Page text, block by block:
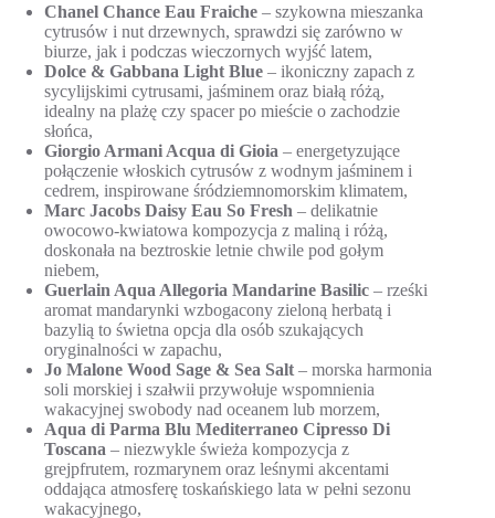
Chanel Chance Eau Fraiche – szykowna mieszanka
cytrusów i nut drzewnych, sprawdzi się zarówno w
biurze, jak i podczas wieczornych wyjść latem,
Dolce & Gabbana Light Blue – ikoniczny zapach z
sycylijskimi cytrusami, jaśminem oraz białą różą,
idealny na plażę czy spacer po mieście o zachodzie
słońca,
Giorgio Armani Acqua di Gioia – energetyzujące
połączenie włoskich cytrusów z wodnym jaśminem i
cedrem, inspirowane śródziemnomorskim klimatem,
Marc Jacobs Daisy Eau So Fresh – delikatnie
owocowo-kwiatowa kompozycja z maliną i różą,
doskonała na beztroskie letnie chwile pod gołym
niebem,
Guerlain Aqua Allegoria Mandarine Basilic – rześki
aromat mandarynki wzbogacony zieloną herbatą i
bazylią to świetna opcja dla osób szukających
oryginalności w zapachu,
Jo Malone Wood Sage & Sea Salt – morska harmonia
soli morskiej i szałwii przywołuje wspomnienia
wakacyjnej swobody nad oceanem lub morzem,
Aqua di Parma Blu Mediterraneo Cipresso Di
Toscana – niezwykle świeża kompozycja z
grejpfrutem, rozmarynem oraz leśnymi akcentami
oddająca atmosferę toskańskiego lata w pełni sezonu
wakacyjnego,